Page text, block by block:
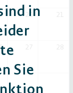
in
Sie
20